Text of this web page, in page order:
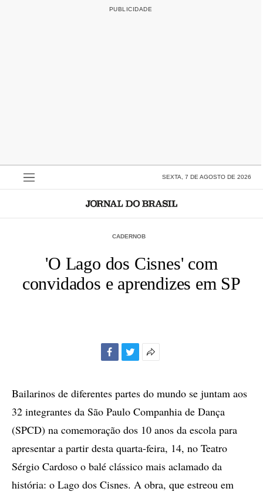
SEXTA, 7 DE AGOSTO DE 2026
CADERNOB
'O Lago dos Cisnes' com
convidados e aprendizes em SP
compartilhamento
Bailarinos de diferentes partes do mundo se juntam aos
32 integrantes da São Paulo Companhia de Dança
(SPCD) na comemoração dos 10 anos da escola para
apresentar a partir desta quarta-feira, 14, no Teatro
Sérgio Cardoso o balé clássico mais aclamado da
história: o Lago dos Cisnes. A obra, que estreou em